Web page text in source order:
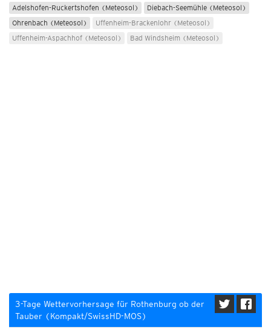
Adelshofen-Ruckertshofen (Meteosol)
Diebach-Seemühle (Meteosol)
Ohrenbach (Meteosol)
Uffenheim-Brackenlohr (Meteosol)
Uffenheim-Aspachhof (Meteosol)
Bad Windsheim (Meteosol)
3-Tage Wettervorhersage für Rothenburg ob der
Tauber (Kompakt/SwissHD-MOS)